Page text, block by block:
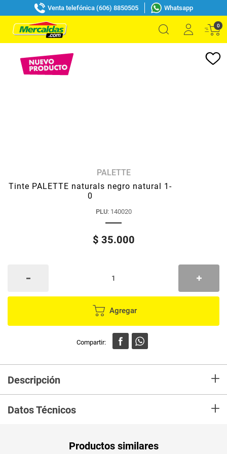
Venta telefónica (606) 8850505 Whatsapp
0
PALETTE
Tinte PALETTE naturals negro natural 1-
0
PLU: 140020
$ 35.000
Agregar
Descripción +
¿Buscas un tinte que te ofrezca resultados naturales y no
solo cuide tu cabello sino también el planeta? Palette
Naturals es la opción más sostenible: un tinte permanente
- Proceso de coloración más suave y agradable gracias a
Datos Técnicos +
Productos similares